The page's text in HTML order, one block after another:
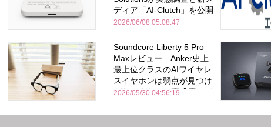
ディア「AI-Clutch」を公開
2026/06/08 05:08:47
Soundcore Liberty 5 Pro
Maxレビュー Anker史上
最上位クラスのAIワイヤレ
スイヤホンは弱点が見つけ
づらいくらいの完成度にび
Bose並み
2026/05/30 04:56:19